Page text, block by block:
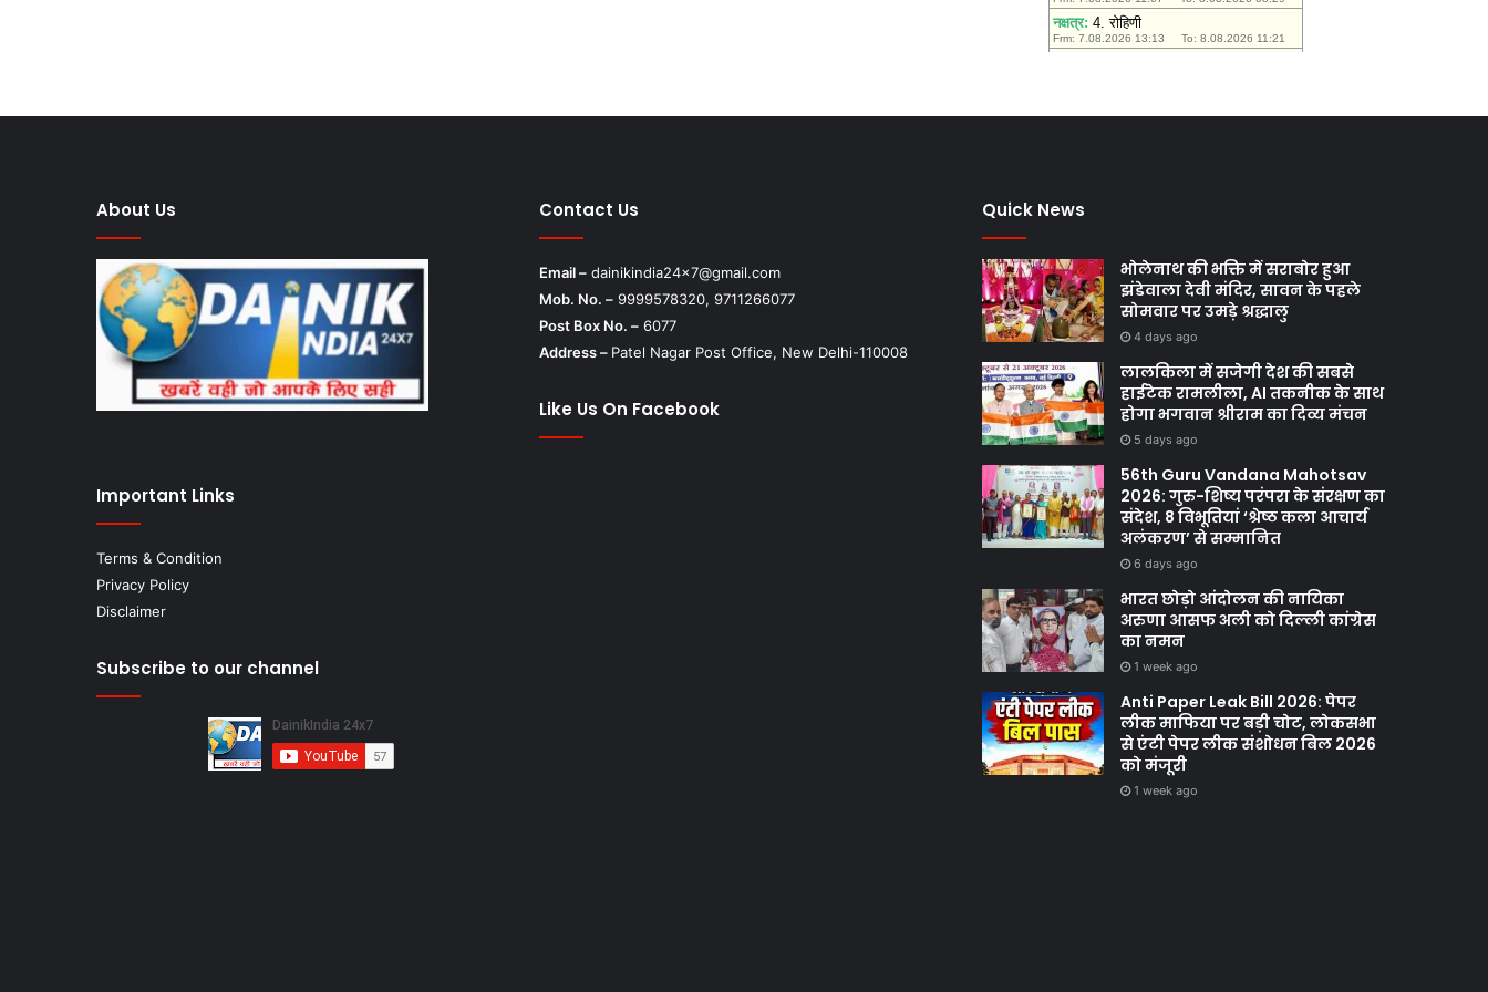
About Us
Important Links
Terms & Condition
Privacy Policy
Disclaimer
Subscribe to our channel
Contact Us
Email – dainikindia24x7@gmail.com
Mob. No. –9999578320, 9711266077
Post Box No. –6077
Address – Patel Nagar Post Office, New Delhi-110008
Like Us On Facebook
Quick News
भोलेनाथ की भक्ति में सराबोर हुआ
झंडेवाला देवी मंदिर, सावन के पहले
सोमवार पर उमड़े श्रद्धालु
4 days ago
लालकिला में सजेगी देश की सबसे
हाईटेक रामलीला, AI तकनीक के साथ
होगा भगवान श्रीराम का दिव्य मंचन
5 days ago
56th Guru Vandana Mahotsav
2026: गुरु-शिष्य परंपरा के संरक्षण का
संदेश, 8 विभूतियां ‘श्रेष्ठ कला आचार्य
अलंकरण’ से सम्मानित
6 days ago
भारत छोड़ो आंदोलन की नायिका
अरुणा आसफ अली को दिल्ली कांग्रेस
का नमन
1 week ago
Anti Paper Leak Bill 2026: पेपर
लीक माफिया पर बड़ी चोट, लोकसभा
से एंटी पेपर लीक संशोधन बिल 2026
को मंजूरी
1 week ago